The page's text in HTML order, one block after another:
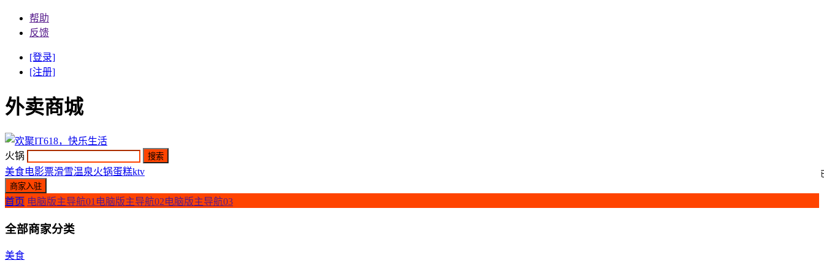
帮助
反馈
[登录]
[注册]
外卖商城
火锅
美食电影票滑雪温泉火锅蛋糕ktv
首页 电脑版主导航01 电脑版主导航02电脑版主导航03
全部商家分类
美食